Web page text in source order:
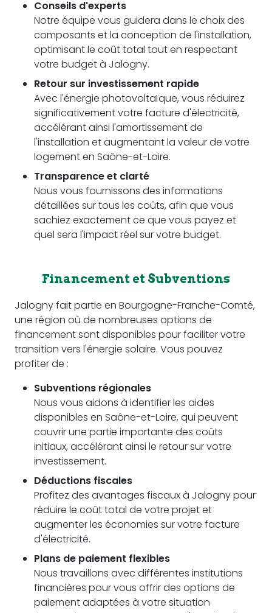
Conseils d'experts
Notre équipe vous guidera dans le choix des
composants et la conception de l'installation,
optimisant le coût total tout en respectant
votre budget à Jalogny.
Retour sur investissement rapide
Avec l'énergie photovoltaïque, vous réduirez
significativement votre facture d'électricité,
accélérant ainsi l'amortissement de
l'installation et augmentant la valeur de votre
logement en Saône-et-Loire.
Transparence et clarté
Nous vous fournissons des informations
détaillées sur tous les coûts, afin que vous
sachiez exactement ce que vous payez et
quel sera l'impact réel sur votre budget.
Financement et Subventions
Jalogny fait partie en Bourgogne-Franche-Comté,
une région où de nombreuses options de
financement sont disponibles pour faciliter votre
transition vers l'énergie solaire. Vous pouvez
profiter de :
Subventions régionales
Nous vous aidons à identifier les aides
disponibles en Saône-et-Loire, qui peuvent
couvrir une partie importante des coûts
initiaux, accélérant ainsi le retour sur votre
investissement.
Déductions fiscales
Profitez des avantages fiscaux à Jalogny pour
réduire le coût total de votre projet et
augmenter les économies sur votre facture
d'électricité.
Plans de paiement flexibles
Nous travaillons avec différentes institutions
financières pour vous offrir des options de
paiement adaptées à votre situation